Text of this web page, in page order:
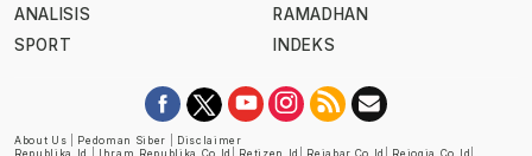
ANALISIS
SPORT
RAMADHAN
INDEKS
About Us Pedoman Siber
Disclaimer